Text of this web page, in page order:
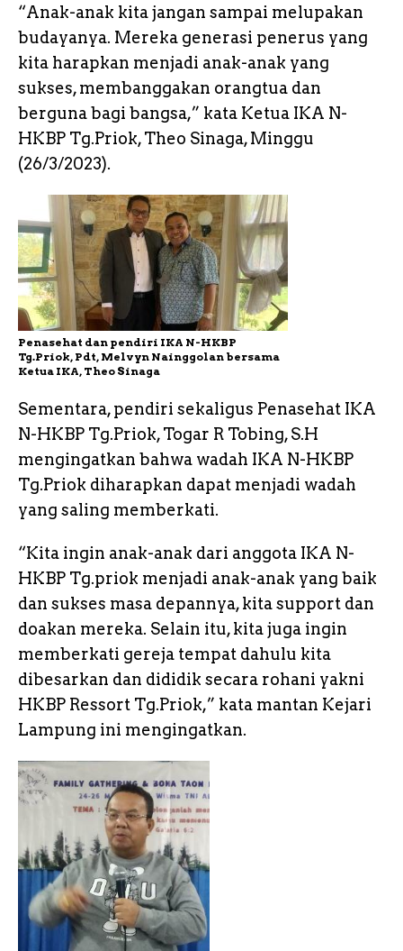
“Anak-anak kita jangan sampai melupakan
budayanya. Mereka generasi penerus yang
kita harapkan menjadi anak-anak yang
sukses, membanggakan orangtua dan
berguna bagi bangsa,” kata Ketua IKA N-
HKBP Tg.Priok, Theo Sinaga, Minggu
(26/3/2023).
Penasehat dan pendiri IKA N-HKBP
Tg.Priok, Pdt, Melvyn Nainggolan bersama
Ketua IKA, Theo Sinaga
Sementara, pendiri sekaligus Penasehat IKA
N-HKBP Tg.Priok, Togar R Tobing, S.H
mengingatkan bahwa wadah IKA N-HKBP
Tg.Priok diharapkan dapat menjadi wadah
yang saling memberkati.
“Kita ingin anak-anak dari anggota IKA N-
HKBP Tg.priok menjadi anak-anak yang baik
dan sukses masa depannya, kita support dan
doakan mereka. Selain itu, kita juga ingin
memberkati gereja tempat dahulu kita
dibesarkan dan dididik secara rohani yakni
HKBP Ressort Tg.Priok,” kata mantan Kejari
Lampung ini mengingatkan.